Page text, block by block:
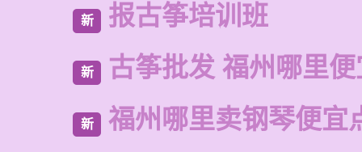
新 报古筝培训班
新 古筝批发 福州哪里
新 福州哪里卖钢琴便宜